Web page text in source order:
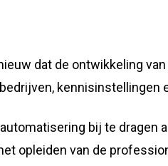
dat de ontwikkeling
kennisinstellingen
bij te dragen
opleiden van de